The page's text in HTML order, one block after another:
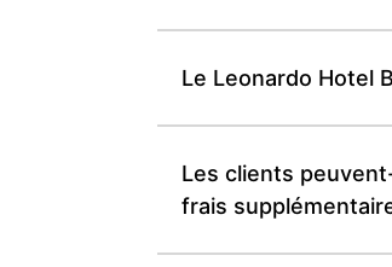
Le Leonardo Hotel
Les clients
frais